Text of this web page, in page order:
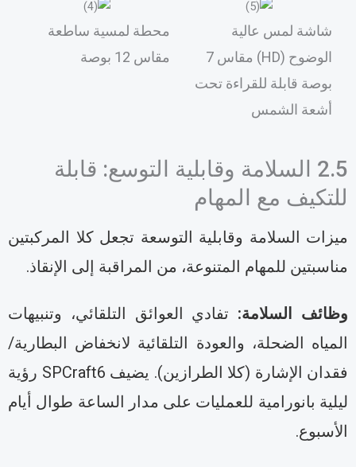
محطة لمسية ساطعة
مقاس 12 بوصة
شاشة لمس عالية
الوضوح (HD) مقاس 7
بوصة قابلة للقراءة تحت
أشعة الشمس
2.5 السلامة وقابلية التوسع: قابلة
مع المهام
السلامة وقابلية التوسعة تجعل كلا المركبتين
للمهام المتنوعة، من المراقبة إلى الإنقاذ.
السلامة:تفادي العوائق التلقائي، وتنبيهات
الضحلة، والعودة التلقائية لانخفاض البطارية/
فقدان الإشارة (كلا الطرازين). يضيف SPCraft6 رؤية
بانورامية للعمليات على مدار الساعة طوال أيام